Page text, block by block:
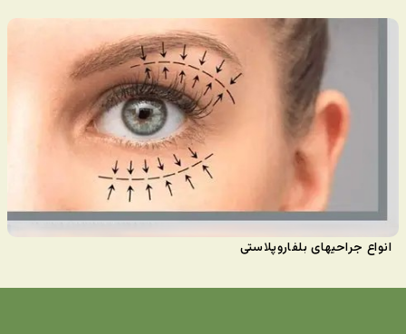
انواع جراحیهای بلفاروپلاستی